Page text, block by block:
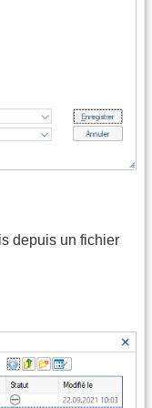
depuis un fichier